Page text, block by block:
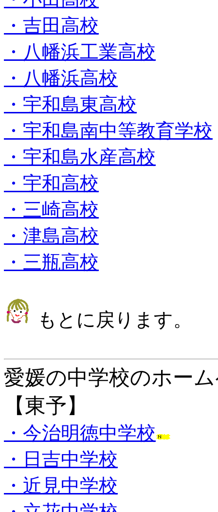
・吉田高校
・八幡浜工業高校
・八幡浜高校
・宇和島東高校
・宇和島南中等教育学校
・宇和島水産高校
・宇和高校
・三崎高校
・津島高校
・三瓶高校
もとに戻ります。
愛媛の中学校のホー
【東予】
・今治明徳中学校
・日吉中学校
・近見中学校